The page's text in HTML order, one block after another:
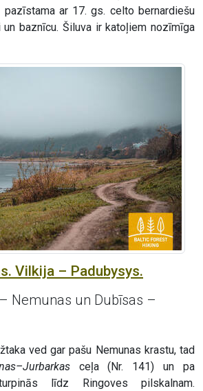
pazīstama ar 17. gs. celto bernardiešu
baznīcu. Šiluva ir katoļiem nozīmīga
Vilkija – Padubysys.
Nemunas un Dubīsas –
ved gar pašu Nemunas krastu, tad
ceļa (Nr. 141) un pa
līdz Ringoves pilskalnam.